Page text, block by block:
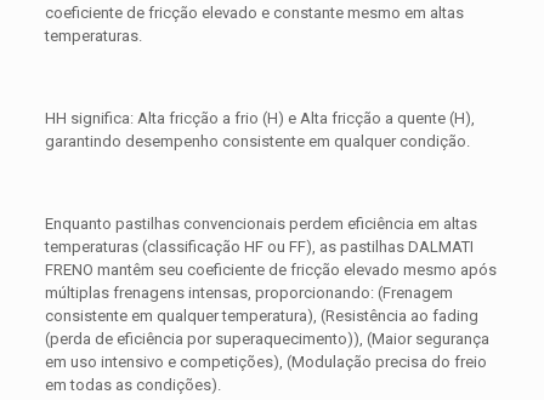
coeficiente de fricção elevado e constante mesmo em altas
temperaturas.
HH significa: Alta fricção a frio (H) e Alta fricção a quente (H),
garantindo desempenho consistente em qualquer condição.
Enquanto pastilhas convencionais perdem eficiência em altas
temperaturas (classificação HF ou FF), as pastilhas DALMATI
FRENO mantêm seu coeficiente de fricção elevado mesmo após
múltiplas frenagens intensas, proporcionando: (Frenagem
consistente em qualquer temperatura), (Resistência ao fading
(perda de eficiência por superaquecimento)), (Maior segurança
em uso intensivo e competições), (Modulação precisa do freio
em todas as condições).